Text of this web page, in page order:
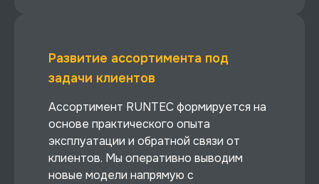
Развитие ассортимента под
задачи клиентов
Ассортимент RUNTEC формируется на
основе практического опыта
эксплуатации и обратной связи от
клиентов. Мы оперативно выводим
новые модели напрямую с